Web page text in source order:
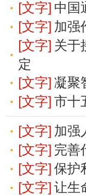
[文字] 中国
[文字] 加强
[文字] 关于
定
[文字] 凝聚
[文字] 市十
[文字] 加
[文字] 完善
[文字] 保护
[文字] 让生